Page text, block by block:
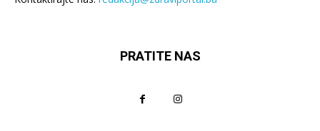
PRATITE NAS